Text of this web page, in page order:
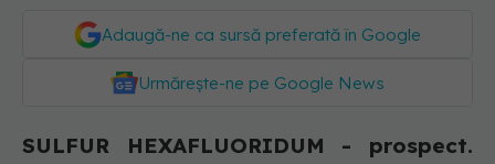
Adaugă-ne ca sursă preferată în Google
Urmărește-ne pe Google News
SULFUR HEXAFLUORIDUM - prospect.